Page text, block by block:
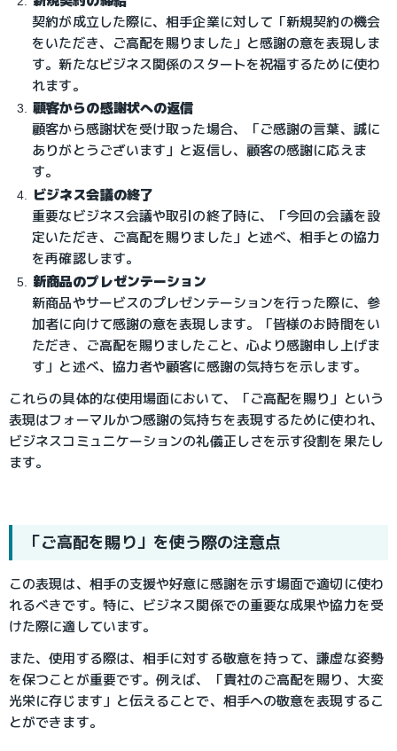
契約が成立した際に、相手企業に対して「新規契約の機会
をいただき、ご高配を賜りました」と感謝の意を表現しま
す。新たなビジネス関係のスタートを祝福するために使わ
れます。
顧客からの感謝状への返信
顧客から感謝状を受け取った場合、「ご感謝の言葉、誠に
ありがとうございます」と返信し、顧客の感謝に応えま
す。
ビジネス会議の終了
重要なビジネス会議や取引の終了時に、「今回の会議を設
定いただき、ご高配を賜りました」と述べ、相手との協力
を再確認します。
新商品のプレゼンテーション
新商品やサービスのプレゼンテーションを行った際に、参
加者に向けて感謝の意を表現します。「皆様のお時間をい
ただき、ご高配を賜りましたこと、心より感謝申し上げま
す」と述べ、協力者や顧客に感謝の気持ちを示します。
これらの具体的な使用場面において、「ご高配を賜り」という
表現はフォーマルかつ感謝の気持ちを表現するために使われ、
ビジネスコミュニケーションの礼儀正しさを示す役割を果たし
ます。
「ご高配を賜り」を使う際の注意点
この表現は、相手の支援や好意に感謝を示す場面で適切に使わ
れるべきです。特に、ビジネス関係での重要な成果や協力を受
けた際に適しています。
また、使用する際は、相手に対する敬意を持って、謙虚な姿勢
を保つことが重要です。例えば、「貴社のご高配を賜り、大変
光栄に存じます」と伝えることで、相手への敬意を表現するこ
とができます。